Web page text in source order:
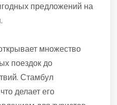
предложений на
множество
поездок до
Стамбул
делает его